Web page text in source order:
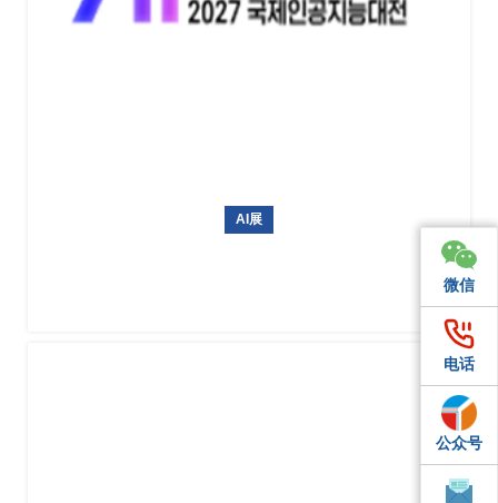
微信
电话
QQ
AI展
微信
电话
QQ
微信
电话
公众号